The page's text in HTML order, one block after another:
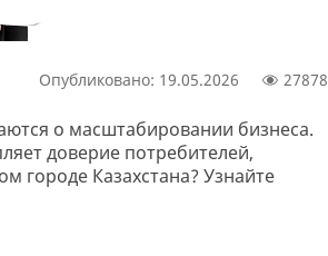
Опубликовано: 19.05.2026 27878
о масштабировании бизнеса.
доверие потребителей,
городе Казахстана? Узнайте